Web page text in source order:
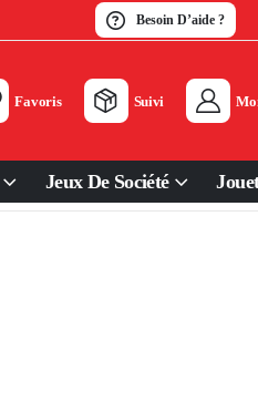
Besoin D’aide ?
Favoris Suivi
Jeux De Société